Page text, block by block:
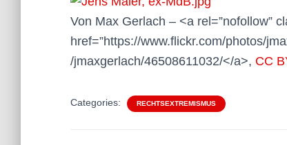
Von Max Gerlach – <a rel=”nofollow”
href=”https://www.flickr.com/photos/
/jmaxgerlach/46508611032/</a>, CC
Categories: RECHTSEXTREMISMUS